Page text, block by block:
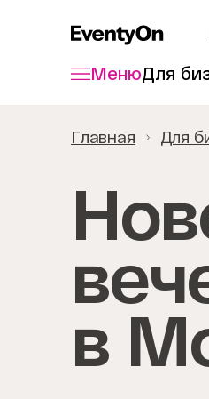
МенюДля
Главная Для
в